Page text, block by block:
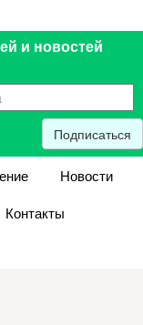
и новостей
Подписаться
Новости
Контакты